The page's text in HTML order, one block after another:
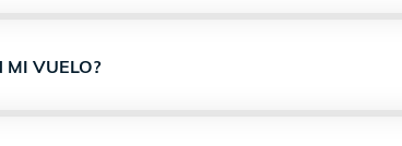
MI VUELO?